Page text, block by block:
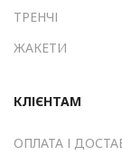
ТРЕНЧІ
ЖАКЕТИ
КЛІЄНТАМ
ОПЛАТА І